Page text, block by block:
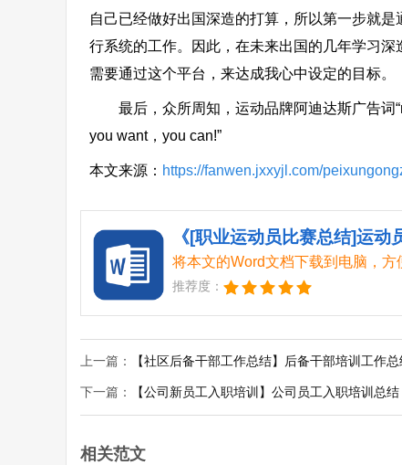
自己已经做好出国深造的打算，所以第一步就是
行系统的工作。因此，在未来出国的几年学习
需要通过这个平台，来达成我心中设定的目标。
最后，众所周知，运动品牌阿迪达斯广告词
you want，you can!”
本文来源： https://fanwen.jxxyjl.com/
《[职业运动员比赛总结]运动
将本文的Word文档下载到电脑，方
推荐度：
上一篇： 【社区后备干部工作总结】后备干部培训工作总
下一篇： 【公司新员工入职培训】公司员工入职培训总结
相关范文